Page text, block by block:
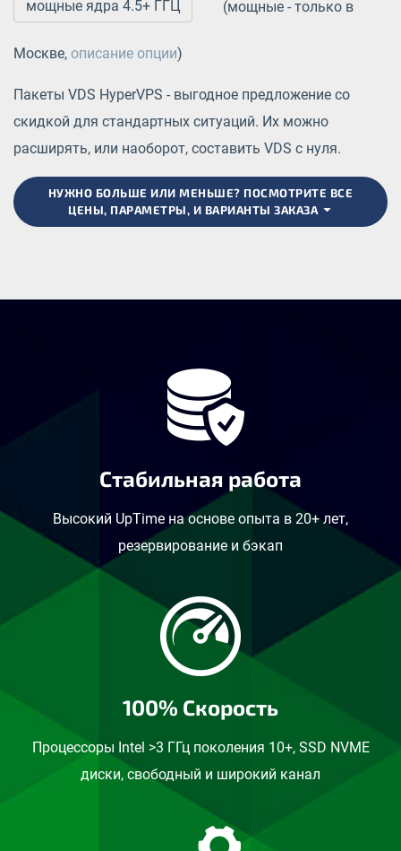
мощные ядра 4.5+ ГГЦ (мощные - только в
Москве, описание опции)
Пакеты VDS HyperVPS - выгодное предложение со
скидкой для стандартных ситуаций. Их можно
расширять, или наоборот, составить VDS с нуля.
НУЖНО БОЛЬШЕ ИЛИ МЕНЬШЕ? ПОСМОТРИТЕ ВСЕ
ЦЕНЫ, ПАРАМЕТРЫ, И ВАРИАНТЫ ЗАКАЗА
Стабильная работа
Высокий UpTime на основе опыта в 20+ лет,
резервирование и бэкап
100% Скорость
Процессоры Intel >3 ГГц поколения 10+, SSD NVME
диски, свободный и широкий канал